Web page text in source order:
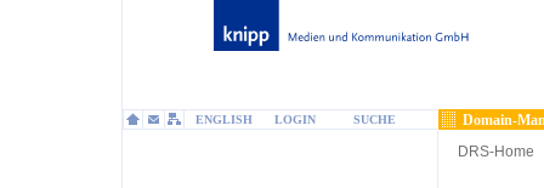
ENGLISH LOGIN SUCHE
Domain-
DRS-Home